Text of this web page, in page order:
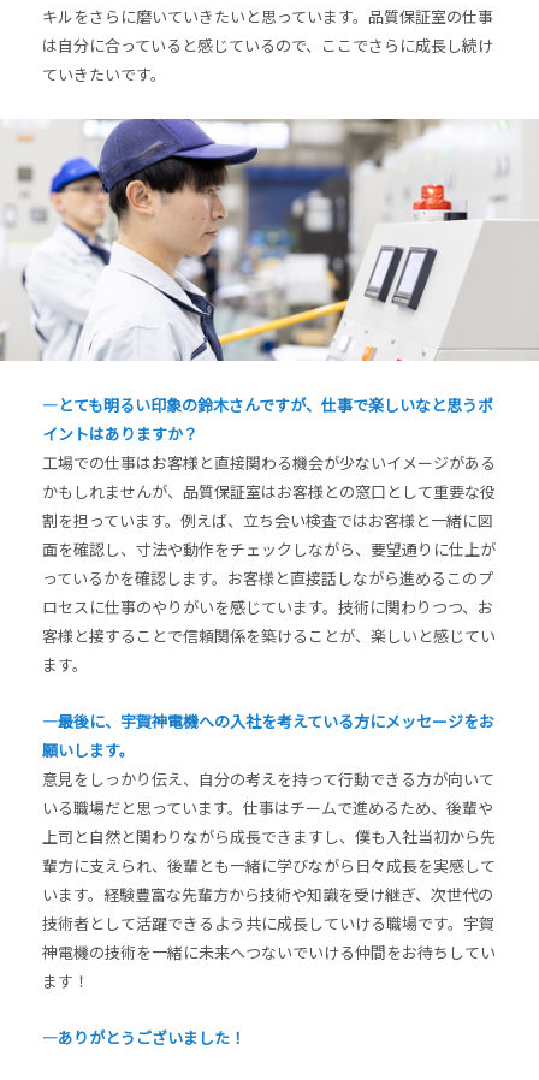
キルをさらに磨いていきたいと思っています。品質保証室の仕事
は自分に合っていると感じているので、ここでさらに成長し続け
ていきたいです。
―とても明るい印象の鈴木さんですが、仕事で楽しいなと思うポ
イントはありますか？
工場での仕事はお客様と直接関わる機会が少ないイメージがある
かもしれませんが、品質保証室はお客様との窓口として重要な役
割を担っています。例えば、立ち会い検査ではお客様と一緒に図
面を確認し、寸法や動作をチェックしながら、要望通りに仕上が
っているかを確認します。お客様と直接話しながら進めるこのプ
ロセスに仕事のやりがいを感じています。技術に関わりつつ、お
客様と接することで信頼関係を築けることが、楽しいと感じてい
ます。
―最後に、宇賀神電機への入社を考えている方にメッセージをお
願いします。
意見をしっかり伝え、自分の考えを持って行動できる方が向いて
いる職場だと思っています。仕事はチームで進めるため、後輩や
上司と自然と関わりながら成長できますし、僕も入社当初から先
輩方に支えられ、後輩とも一緒に学びながら日々成長を実感して
います。経験豊富な先輩方から技術や知識を受け継ぎ、次世代の
技術者として活躍できるよう共に成長していける職場です。宇賀
神電機の技術を一緒に未来へつないでいける仲間をお待ちしてい
ます！
―ありがとうございました！